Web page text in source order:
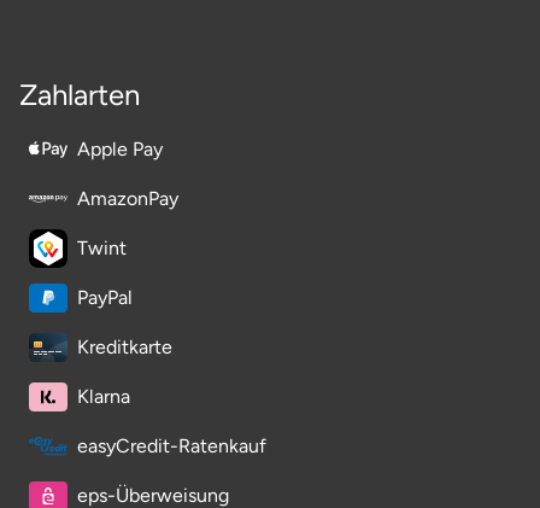
Zahlarten
Apple Pay
AmazonPay
Twint
PayPal
Kreditkarte
Klarna
easyCredit-Ratenkauf
eps-Überweisung